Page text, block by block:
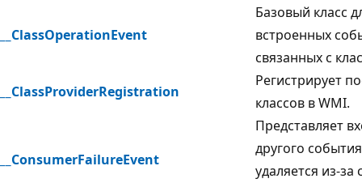
__ClassOperationEvent
Базовый класс
встроенных
связанных с
__ClassProviderRegistration
Регистрирует
классов в WMI.
__ConsumerFailureEvent
Представляет
другого
удаляется из-за